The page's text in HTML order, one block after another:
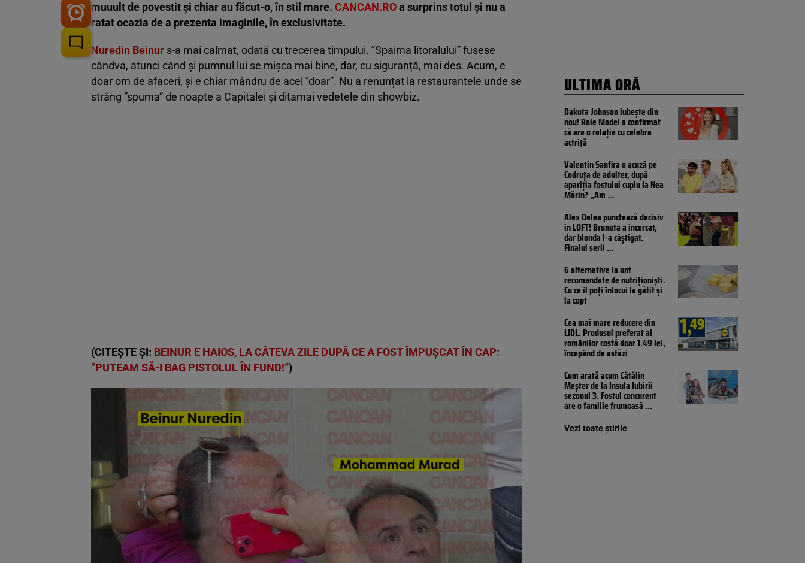
muuult de povestit și chiar au făcut-o, în stil mare. CANCAN.ROa surprins totul și nu a
ratat ocazia de a prezenta imaginile, în exclusivitate.
Nuredin Beinur s-a mai calmat, odată cu trecerea timpului. ”Spaima litoralului” fusese
cândva, atunci când și pumnul lui se mișca mai bine, dar, cu siguranță, mai des. Acum, e
doar om de afaceri, și e chiar mândru de acel ”doar”. Nu a renunțat la restaurantele unde se
strâng ”spuma” de noapte a Capitalei și ditamai vedetele din showbiz.
(CITEȘTE ȘI: BEINUR E HAIOS, LA CÂTEVA ZILE DUPĂ CE A FOST ÎMPUȘCAT ÎN CAP:
”PUTEAM SĂ-I BAG PISTOLUL ÎN FUND!”)
ULTIMA ORĂ
Dakota Johnson iubește din
nou! Role Model a confirmat
că are o relație cu celebra
actriță
Valentin Sanfira o acuză pe
Codruța de adulter, după
apariția fostului cuplu la Nea
Mărin? „Am...
Alex Delea punctează decisiv
în LOFT! Bruneta a încercat,
dar blonda l-a câștigat.
Finalul serii...
6 alternative la unt
recomandate de nutriționiști.
Cu ce îl poți înlocui la gătit și
la copt
Cea mai mare reducere din
LIDL. Produsul preferat al
românilor costă doar 1.49 lei,
începând de astăzi
Cum arată acum Cătălin
Meșter de la Insula Iubirii
sezonul 3. Fostul concurent
are o familie frumoasă...
Vezi toate știrile